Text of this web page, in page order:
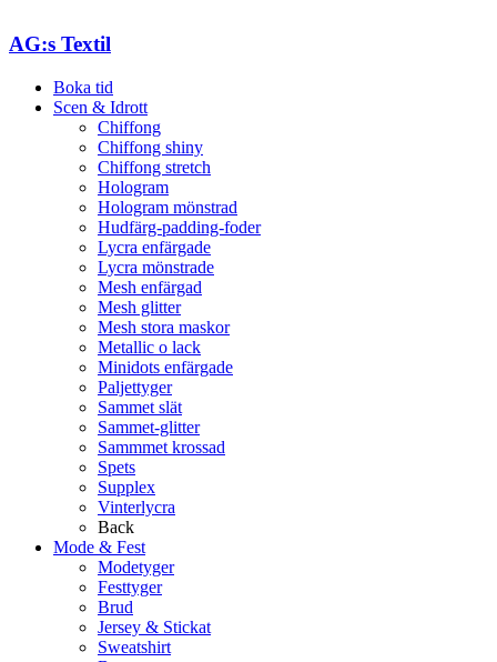
AG:s Textil
Boka tid
Scen & Idrott
Chiffong
Chiffong shiny
Chiffong stretch
Hologram
Hologram mönstrad
Hudfärg-padding-foder
Lycra enfärgade
Lycra mönstrade
Mesh enfärgad
Mesh glitter
Mesh stora maskor
Metallic o lack
Minidots enfärgade
Paljettyger
Sammet slät
Sammet-glitter
Sammmet krossad
Spets
Supplex
Vinterlycra
Back
Mode & Fest
Modetyger
Festtyger
Brud
Jersey & Stickat
Sweatshirt